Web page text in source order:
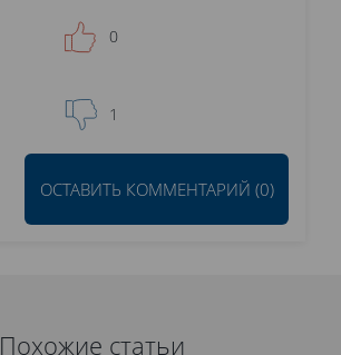
0
1
ОСТАВИТЬ КОММЕНТАРИЙ (0)
Похожие статьи